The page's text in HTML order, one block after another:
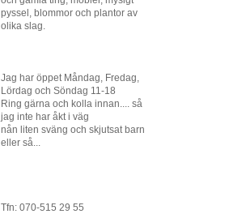
pyssel, blommor och plantor av
olika slag.
Jag har öppet Måndag, Fredag,
Lördag och Söndag 11-18
Ring gärna och kolla innan.... så
jag inte har åkt i väg
nån liten sväng och skjutsat barn
eller så...
Tfn: 070-515 29 55